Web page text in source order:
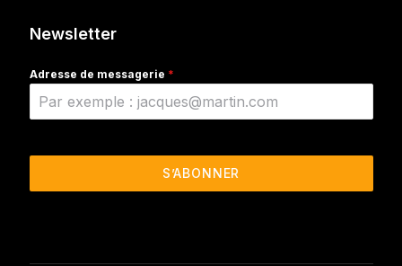
Newsletter
Adresse de messagerie *
S’ABONNER